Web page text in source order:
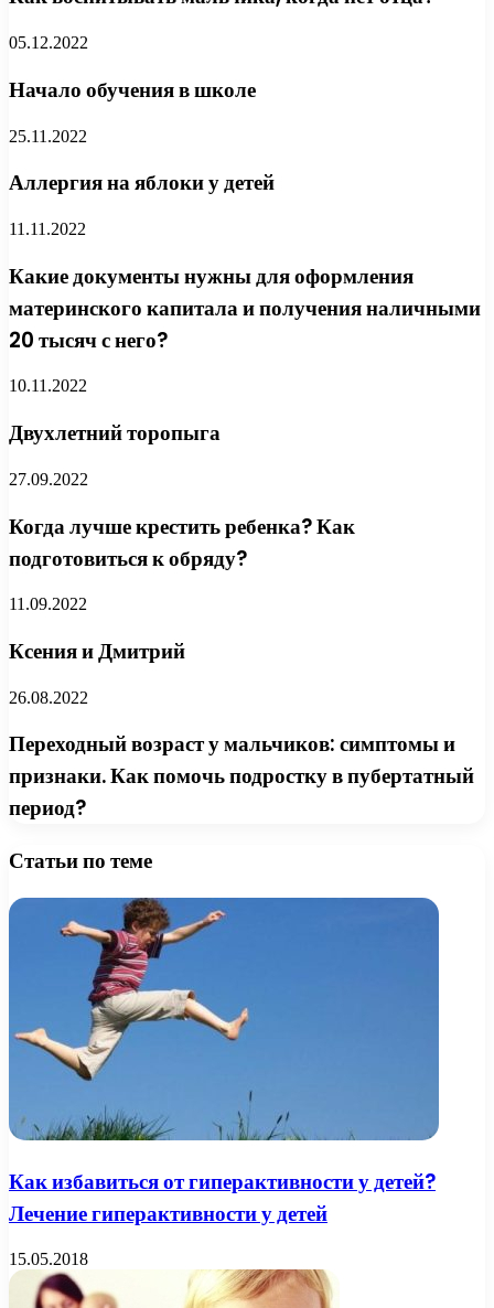
05.12.2022
Начало обучения в школе
25.11.2022
Аллергия на яблоки у детей
11.11.2022
Какие документы нужны для оформления
материнского капитала и получения наличными
20 тысяч с него?
10.11.2022
Двухлетний торопыга
27.09.2022
Когда лучше крестить ребенка? Как
подготовиться к обряду?
11.09.2022
Ксения и Дмитрий
26.08.2022
Переходный возраст у мальчиков: симптомы и
признаки. Как помочь подростку в пубертатный
период?
Статьи по теме
Как избавиться от гиперактивности у детей?
Лечение гиперактивности у детей
15.05.2018